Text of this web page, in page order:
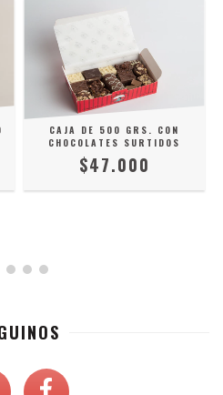
CAJA DE 500 GRS. CON
CHOCOLATES SURTIDOS
$47.000